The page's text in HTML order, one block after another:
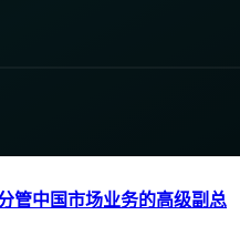
管中国市场业务的高级副总